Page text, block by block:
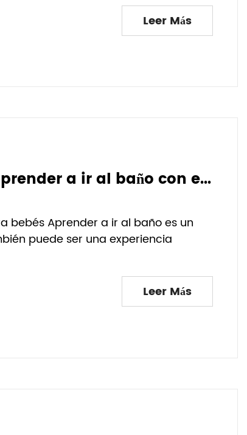
Leer Más
Decir adiós a las dificultades para aprender a ir al baño con el innovador asiento de inodoro para bebés
bebés Aprender a ir al baño es un
puede ser una experiencia
Leer Más